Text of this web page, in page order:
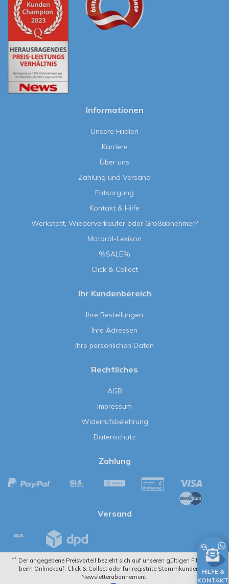
Informationen
Unsere Filialen
Karriere
Über uns
Zahlung und Versand
Entsorgung
Kontakt & Hilfe
Werkstatt, Wiederverkäufer oder Großabnehmer?
Motoröl-Lexikon
%SALE%
Click & Collect
Ihr Kundenbereich
Ihre Bestellungen
Ihre Adressen
Ihre persönlichen Daten
Rechtliches
AGB
Impressum
Widerrufsbelehrung
Datenschutz
Zahlung
Versand
** Der angegebene Preisvorteil bezieht sich auf unseren gültigen Filialpreis
beim Onlinekauf, Click & Collect oder für registrite Stammkunden mit
Newsletterabonnement.
HILFE &
KONTAKT